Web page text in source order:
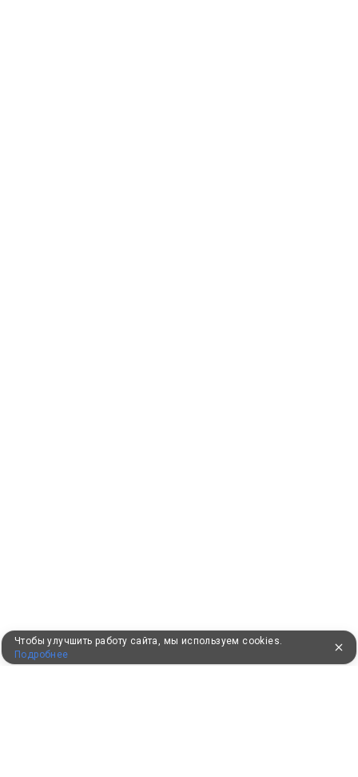
Чтобы улучшить работу сайта, мы используем cookies.
Подробнее